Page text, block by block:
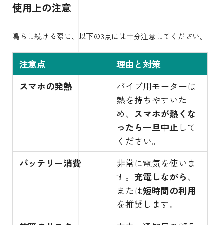
使用上の注意
鳴らし続ける際に、以下の3点には十分注意してください。
注意点
理由と対策
スマホの発熱
バイブ用モーターは
熱を持ちやすいた
め、 スマホが熱くな
ったら一旦中止 して
ください。
バッテリー消費
非常に電気を使いま
す。充電しながら、
または短時間の利用
を推奨します。